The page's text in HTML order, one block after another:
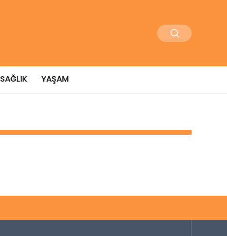
SAĞLIK YAŞAM